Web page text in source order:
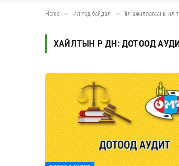
Home » Ил тод байдал » Үйл ажиллагааны ил
ХАЙЛТЫН ҮР ДҮН: ДОТООД